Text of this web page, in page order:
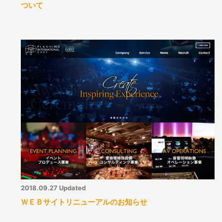
ついて
2018.09.27 Updated
ＷＥＢサイトリニューアルのお知らせ